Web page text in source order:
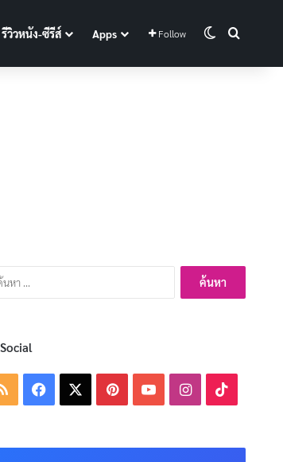
รีวิวหนัง-ซีรีส์ Apps Follow Switch skin
ค้นหา
สำหรับ:
Social
RSS Facebook PinterestYouTubeInstagram